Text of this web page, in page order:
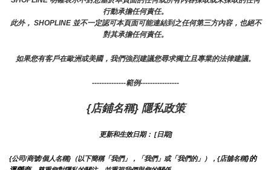
行動承擔任何責任。
此外， SHOPLINE 並不一定認可本頁面可能連結到之任何第三方內容，也絕不
對其承擔任何責任。
如果您有客戶在歐洲或美國，我們強烈建議您尋求獨立且專業的法律建議。
--------------範例----------------
{店鋪名稱} 隱私政策
更新和生效日期： [日期]
{公司/商號/個人名稱}（以下簡稱「我們」，「我們」或「我們的」），{店舖名稱}的